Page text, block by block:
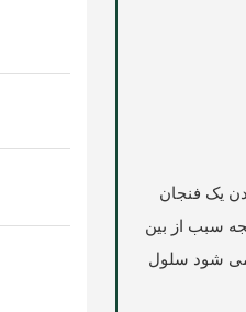
یک فنجان
سبب از بین
می شود سلول